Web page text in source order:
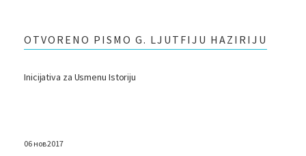
OTVORENO PISMO G. LJUTFIJU HAZIRIJU
Inicijativa za Usmenu Istoriju
06 нов 2017